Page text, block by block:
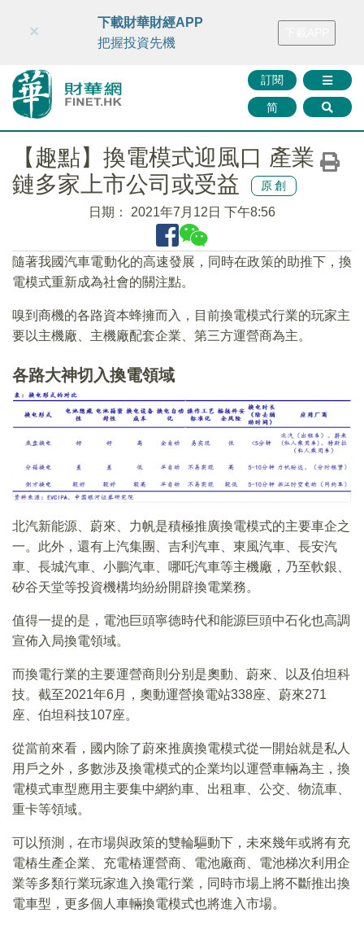
財華智庫網 FINTV FINMETA 財華證券 媒體矩陣
訂閱
简
×
下載財華財經APP
把握投資先機
【趣點】換電模式迎風口 產業
鏈多家上市公司或受益
原創
日期： 2021年7月12日 下午8:56
隨著我國汽車電動化的高速發展，同時在政策的助推下，換
電模式重新成為社會的關注點。
嗅到商機的各路資本蜂擁而入，目前換電模式行業的玩家主
要以主機廠、主機廠配套企業、第三方運營商為主。
各路大神切入換電領域
北汽新能源、蔚來、力帆是積極推廣換電模式的主要車企之
一。此外，還有上汽集團、吉利汽車、東風汽車、長安汽
車、長城汽車、小鵬汽車、哪吒汽車等主機廠，乃至軟銀、
矽谷天堂等投資機構均紛紛開辟換電業務。
值得一提的是，電池巨頭寧德時代和能源巨頭中石化也高調
宣佈入局換電領域。
而換電行業的主要運營商則分别是奧動、蔚來、以及伯坦科
技。截至2021年6月，奧動運營換電站338座、蔚來271
座、伯坦科技107座。
從當前來看，國内除了蔚來推廣換電模式從一開始就是私人
用戶之外，多數涉及換電模式的企業均以運營車輛為主，換
電模式車型應用主要集中網約車、出租車、公交、物流車、
重卡等領域。
可以預測，在市場與政策的雙輪驅動下，未來幾年或將有充
電樁生產企業、充電樁運營商、電池廠商、電池梯次利用企
業等多類行業玩家進入換電行業，同時市場上將不斷推出換
電車型，更多個人車輛換電模式也將進入市場。